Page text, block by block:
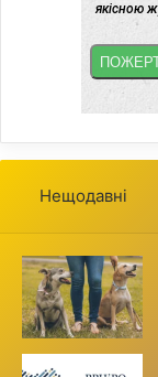
Нещодавні